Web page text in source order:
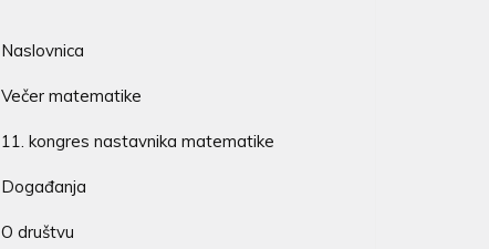
Naslovnica
Večer matematike
11. kongres nastavnika matematike
Događanja
O društvu